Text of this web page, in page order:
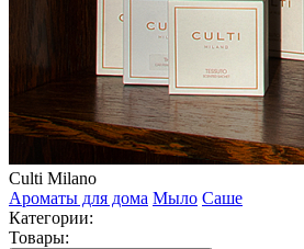
Culti Milano
Ароматы для дома Мыло Саше
Категории:
Товары: